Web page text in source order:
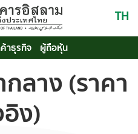
TH
าธุรกิจ ผู้ถือหุ้น
ลาง (ราคา
ง)